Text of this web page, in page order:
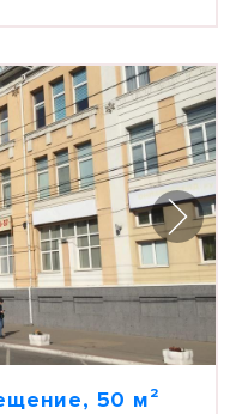
50 м²